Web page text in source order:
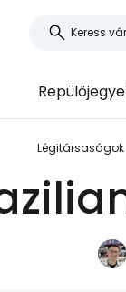
Légitársaságok